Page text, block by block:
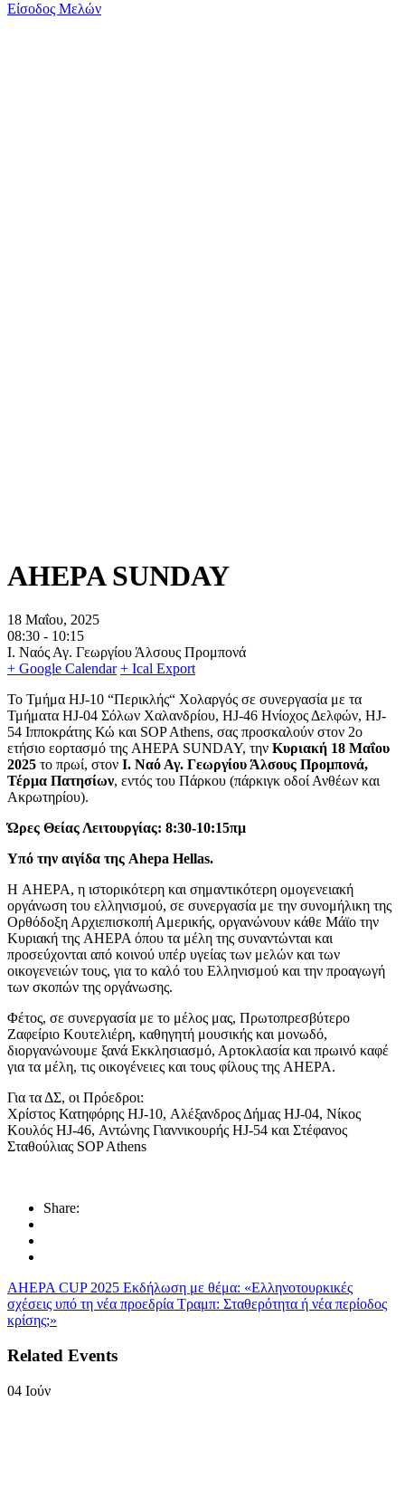
Είσοδος Μελών
AHEPA SUNDAY
18 Μαΐου, 2025
08:30 - 10:15
Ι. Ναός Αγ. Γεωργίου Άλσους Προμπονά
+ Google Calendar + Ical Export
Το Τμήμα HJ-10 “Περικλής“ Χολαργός σε συνεργασία με τα
Τμήματα HJ-04 Σόλων Χαλανδρίου, HJ-46 Ηνίοχος Δελφών, HJ-
54 Ιπποκράτης Κώ και SOP Athens, σας προσκαλούν στον 2ο
ετήσιο εορτασμό της AHEPA SUNDAY, την Κυριακή 18 Μαΐου
2025 το πρωί, στον Ι. Ναό Αγ. Γεωργίου Άλσους Προμπονά,
Τέρμα Πατησίων, εντός του Πάρκου (πάρκιγκ οδοί Ανθέων και
Ακρωτηρίου).
Ώρες Θείας Λειτουργίας: 8:30-10:15πμ
Υπό την αιγίδα της Ahepa Hellas.
Η AHEPA, η ιστορικότερη και σημαντικότερη ομογενειακή
οργάνωση του ελληνισμού, σε συνεργασία με την συνομήλικη της
Ορθόδοξη Αρχιεπισκοπή Αμερικής, οργανώνουν κάθε Μάϊο την
Κυριακή της AHEPA όπου τα μέλη της συναντώνται και
προσεύχονται από κοινού υπέρ υγείας των μελών και των
οικογενειών τους, για το καλό του Ελληνισμού και την προαγωγή
των σκοπών της οργάνωσης.
Φέτος, σε συνεργασία με το μέλος μας, Πρωτοπρεσβύτερο
Ζαφείριο Κουτελιέρη, καθηγητή μουσικής και μονωδό,
διοργανώνουμε ξανά Εκκλησιασμό, Αρτοκλασία και πρωινό καφέ
για τα μέλη, τις οικογένειες και τους φίλους της AHEPA.
Για τα ΔΣ, οι Πρόεδροι:
Χρίστος Κατηφόρης HJ-10, Αλέξανδρος Δήμας HJ-04, Νίκος
Κουλός HJ-46, Αντώνης Γιαννικουρής HJ-54 και Στέφανος
Σταθούλιας SOP Athens
Share:
AHEPA CUP 2025 Εκδήλωση με θέμα: «Ελληνοτουρκικές
σχέσεις υπό τη νέα προεδρία Τραμπ: Σταθερότητα ή νέα περίοδος
κρίσης;»
Related Events
04 Ιούν